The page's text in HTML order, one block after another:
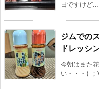
日ですけど
ジムでの
ドレッシ
今朝はまた
い・・・(